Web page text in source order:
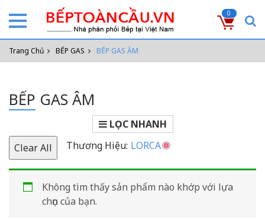
0
Trang Chủ BẾP GAS BẾP GAS ÂM
BẾP GAS ÂM
LỌC NHANH
Clear All
Thương Hiệu: LORCA
Không tìm thấy sản phẩm nào khớp với lựa
chọn của bạn.